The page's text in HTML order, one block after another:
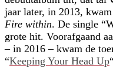
jaar later, in 2013,
Fire within. De single
grote hit. Voorafgaand
– in 2016 – kwam de
“Keeping Your Head Up